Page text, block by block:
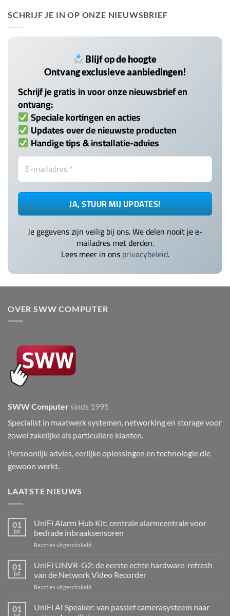
SCHRIJF JE IN OP ONZE NIEUWSBRIEF
Blijf op de hoogte
Ontvang exclusieve aanbiedingen!
Schrijf je gratis in voor onze nieuwsbrief en
ontvang:
Speciale kortingen en acties
Updates over de nieuwste producten
Handige tips & installatie-advies
Je gegevens zijn veilig bij ons. We delen nooit je e-
mailadres met derden.
Lees meer in onsprivacybeleid.
OVER SWW COMPUTER
SWW Computer sinds 1995
Specialist in maatwerk systemen, networking en storage voor
zowel zakelijke als particuliere klanten.
Persoonlijk advies, eerlijke oplossingen en technologie die
gewoon werkt.
LAATSTE NIEUWS
01
jul
UniFi Alarm Hub Kit: centrale alarmcentrale voor
bedrade inbraaksensoren
Reacties uitgeschakeldvoor
Alarm
Hub
Kit:
centrale
voor
01
jul
UniFi UNVR-G2: de eerste echte hardware-refresh
van de Network Video Recorder
Reacties uitgeschakeldvoor
G2:
01
UniFi AI Speaker: van passief camerasysteem naar